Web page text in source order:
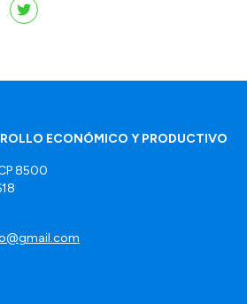
ECONÓMICO Y PRODUCTIVO
8500